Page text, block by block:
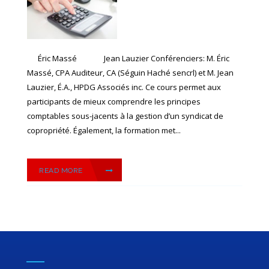
Éric Massé Jean Lauzier Conférenciers: M. Éric
Massé, CPA Auditeur, CA (Séguin Haché sencrl) et M. Jean
Lauzier, É.A., HPDG Associés inc. Ce cours permet aux
participants de mieux comprendre les principes
comptables sous-jacents à la gestion d’un syndicat de
copropriété. Également, la formation met...
READ MORE